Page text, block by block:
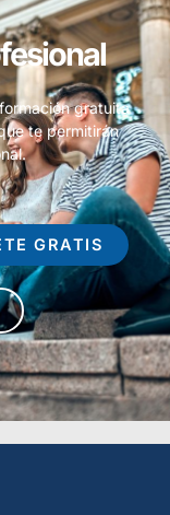
gratuita
te permitirán
GRATIS